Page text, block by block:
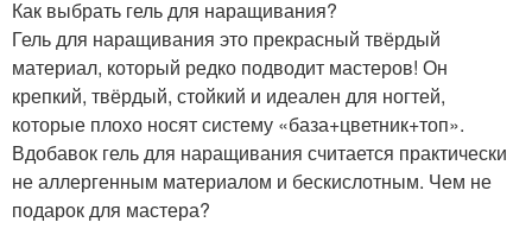
Как выбрать гель для наращивания?
Гель для наращивания это прекрасный твёрдый
материал, который редко подводит мастеров! Он
крепкий, твёрдый, стойкий и идеален для ногтей,
которые плохо носят систему «база+цветник+топ».
Вдобавок гель для наращивания считается практически
не аллергенным материалом и бескислотным. Чем не
подарок для мастера?